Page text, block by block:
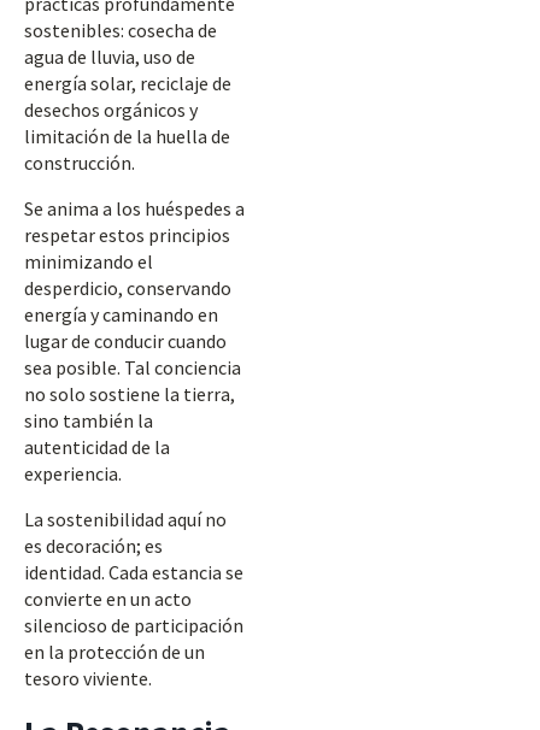
sostenibles: cosecha de
agua de lluvia, uso de
energía solar, reciclaje de
desechos orgánicos y
limitación de la huella de
construcción.
Se anima a los huéspedes a
respetar estos principios
minimizando el
desperdicio, conservando
energía y caminando en
lugar de conducir cuando
sea posible. Tal conciencia
no solo sostiene la tierra,
sino también la
autenticidad de la
experiencia.
La sostenibilidad aquí no
es decoración; es
identidad. Cada estancia se
convierte en un acto
silencioso de participación
en la protección de un
tesoro viviente.